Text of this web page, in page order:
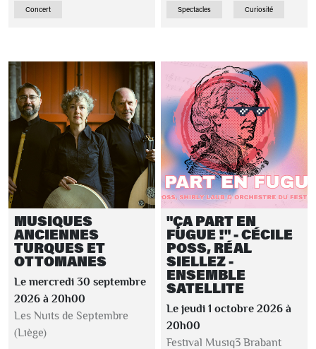
Concert Spectacles Curiosité
MUSIQUES
ANCIENNES
TURQUES ET
OTTOMANES
Le mercredi 30 septembre
2026 à 20h00
Les Nuits de Septembre
(Liège)
"ÇA PART EN
FUGUE !" - CÉCILE
POSS, RÉAL
SIELLEZ -
ENSEMBLE
SATELLITE
Le jeudi 1 octobre 2026 à
20h00
Festival Musiq3 Brabant